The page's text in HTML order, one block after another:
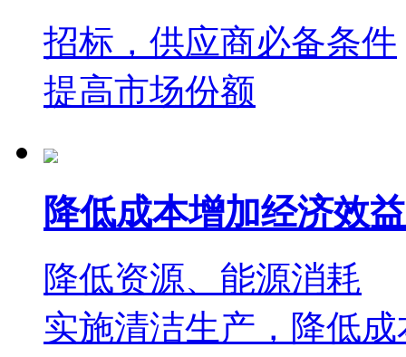
招标，供应商必备条件
提高市场份额
降低成本增加经济效益
降低资源、能源消耗
实施清洁生产，降低成